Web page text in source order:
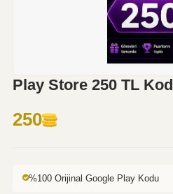
Play Store 250 TL Kod
250
%100 Orijinal Google Play Kodu